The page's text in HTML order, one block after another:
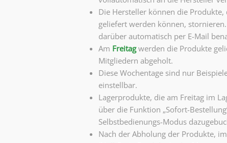
Die Hersteller können die
geliefert werden können,
darüber automatisch per E-Mail
Am Freitagwerden die Produkte
Mitgliedern abgeholt.
Diese Wochentage sind nur
einstellbar.
Lagerprodukte, die am Freitag im
über die Funktion „Sofort-
Selbstbedienungs-Modus
Nach der Abholung der Produkte,